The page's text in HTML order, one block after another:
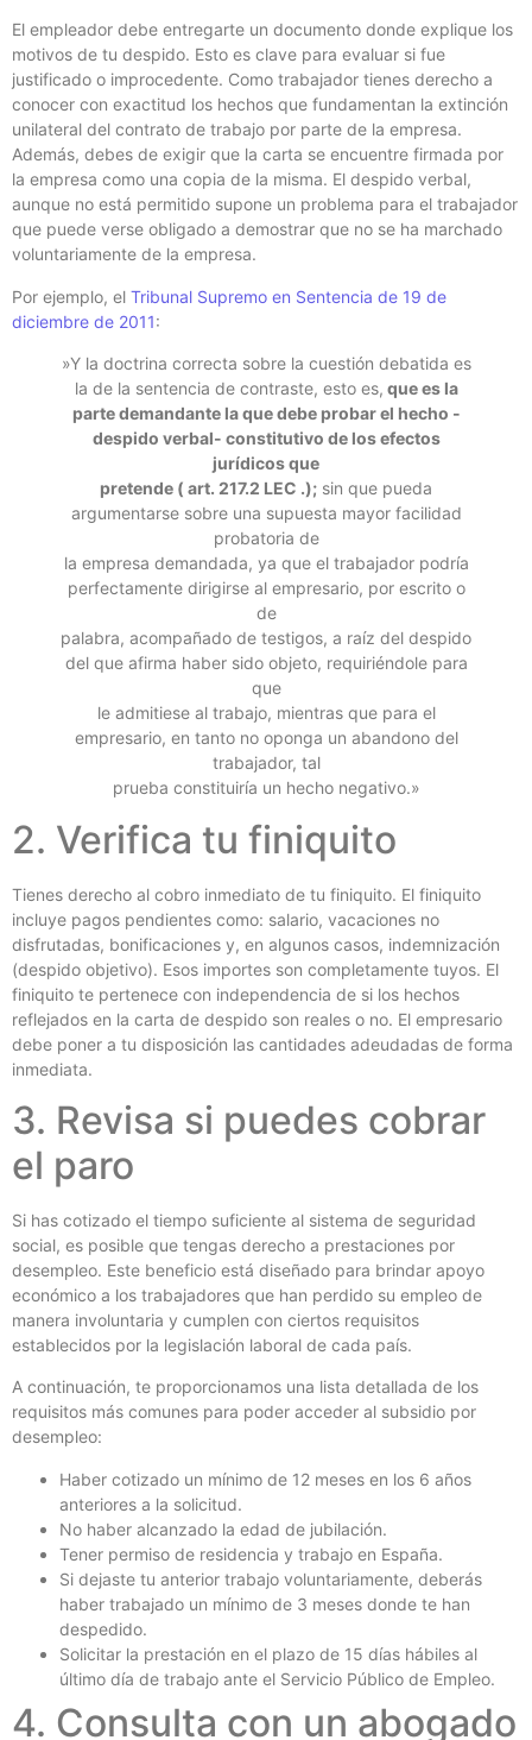
El empleador debe entregarte un documento donde explique los
motivos de tu despido. Esto es clave para evaluar si fue
justificado o improcedente. Como trabajador tienes derecho a
conocer con exactitud los hechos que fundamentan la extinción
unilateral del contrato de trabajo por parte de la empresa.
Además, debes de exigir que la carta se encuentre firmada por
la empresa como una copia de la misma. El despido verbal,
aunque no está permitido supone un problema para el trabajador
que puede verse obligado a demostrar que no se ha marchado
voluntariamente de la empresa.
Por ejemplo, el Tribunal Supremo en Sentencia de 19 de
diciembre de 2011:
»Y la doctrina correcta sobre la cuestión debatida es
la de la sentencia de contraste, esto es, que es la
parte demandante la que debe probar el hecho -
despido verbal- constitutivo de los efectos
jurídicos que
pretende ( art. 217.2 LEC .); sin que pueda
argumentarse sobre una supuesta mayor facilidad
probatoria de
la empresa demandada, ya que el trabajador podría
perfectamente dirigirse al empresario, por escrito o
de
palabra, acompañado de testigos, a raíz del despido
del que afirma haber sido objeto, requiriéndole para
que
le admitiese al trabajo, mientras que para el
empresario, en tanto no oponga un abandono del
trabajador, tal
prueba constituiría un hecho negativo.»
2. Verifica tu finiquito
Tienes derecho al cobro inmediato de tu finiquito. El finiquito
incluye pagos pendientes como: salario, vacaciones no
disfrutadas, bonificaciones y, en algunos casos, indemnización
(despido objetivo). Esos importes son completamente tuyos. El
finiquito te pertenece con independencia de si los hechos
reflejados en la carta de despido son reales o no. El empresario
debe poner a tu disposición las cantidades adeudadas de forma
inmediata.
3. Revisa si puedes cobrar
el paro
Si has cotizado el tiempo suficiente al sistema de seguridad
social, es posible que tengas derecho a prestaciones por
desempleo. Este beneficio está diseñado para brindar apoyo
económico a los trabajadores que han perdido su empleo de
manera involuntaria y cumplen con ciertos requisitos
establecidos por la legislación laboral de cada país.
A continuación, te proporcionamos una lista detallada de los
requisitos más comunes para poder acceder al subsidio por
desempleo:
Haber cotizado un mínimo de 12 meses en los 6 años
anteriores a la solicitud.
No haber alcanzado la edad de jubilación.
Tener permiso de residencia y trabajo en España.
Si dejaste tu anterior trabajo voluntariamente, deberás
haber trabajado un mínimo de 3 meses donde te han
despedido.
Solicitar la prestación en el plazo de 15 días hábiles al
último día de trabajo ante el Servicio Público de Empleo.
4. Consulta con un abogado